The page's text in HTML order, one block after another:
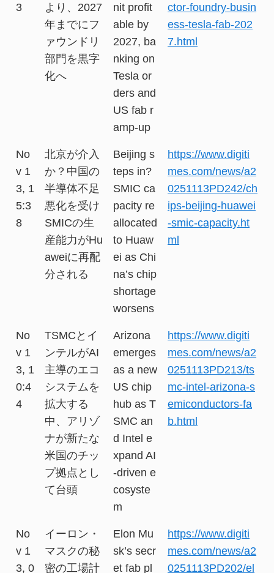
3
より、2027
年までにフ
ァウンドリ
部門を黒字
化へ
nit profit
able by
2027, ba
nking on
Tesla or
ders and
US fab r
amp-up
ctor-foundry-busin
ess-tesla-fab-202
7.html
No
v 1
3, 1
5:3
8
北京が介入
か？中国の
半導体不足
悪化を受け
SMICの生
産能力がHu
aweiに再配
分される
Beijing s
teps in?
SMIC ca
pacity re
allocated
to Huaw
ei as Chi
na’s chip
shortage
worsens
https://www.digiti
mes.com/news/a2
0251113PD242/ch
ips-beijing-huawei
-smic-capacity.ht
ml
No
v 1
3, 1
0:4
4
TSMCとイ
ンテルがAI
主導のエコ
システムを
拡大する
中、アリゾ
ナが新たな
米国のチッ
プ拠点とし
て台頭
Arizona
emerges
as a new
US chip
hub as T
SMC an
d Intel e
xpand AI
-driven e
cosyste
m
https://www.digiti
mes.com/news/a2
0251113PD213/ts
mc-intel-arizona-s
emiconductors-fa
b.html
No
v 1
3, 0
イーロン・
マスクの秘
密の工場計
Elon Mu
sk’s secr
et fab pl
https://www.digiti
mes.com/news/a2
0251113PD202/el